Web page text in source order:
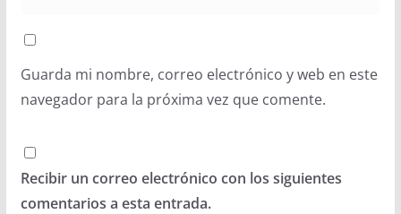
Guarda mi nombre, correo electrónico y web en este
navegador para la próxima vez que comente.
Recibir un correo electrónico con los siguientes
comentarios a esta entrada.